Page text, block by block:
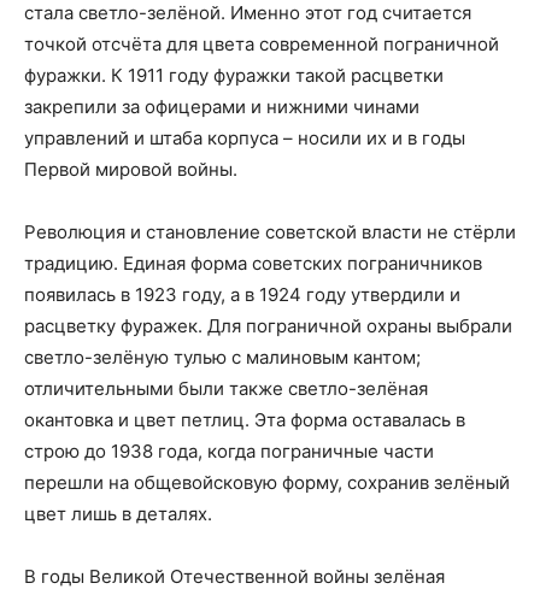
стала светло-зелёной. Именно этот год считается
точкой отсчёта для цвета современной пограничной
фуражки. К 1911 году фуражки такой расцветки
закрепили за офицерами и нижними чинами
управлений и штаба корпуса – носили их и в годы
Первой мировой войны.
Революция и становление советской власти не стёрли
традицию. Единая форма советских пограничников
появилась в 1923 году, а в 1924 году утвердили и
расцветку фуражек. Для пограничной охраны выбрали
светло-зелёную тулью с малиновым кантом;
отличительными были также светло-зелёная
окантовка и цвет петлиц. Эта форма оставалась в
строю до 1938 года, когда пограничные части
перешли на общевойсковую форму, сохранив зелёный
цвет лишь в деталях.
В годы Великой Отечественной войны зелёная